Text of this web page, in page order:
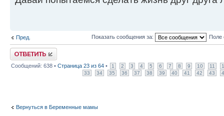
Пред. Показать сообщения за: Поле
Ответить
Сообщений: 638 • Страница 23 из 64 • 1 2 3 4 5 6 7 8 9 10 11
33
34 35 36 37 38 39 40 41 42 43
Вернуться в Беременные мамы